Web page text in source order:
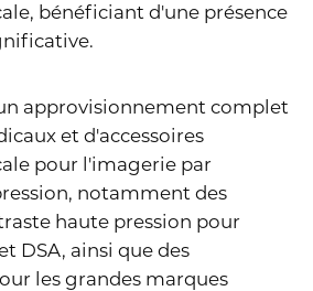
bénéficiant d'une présence
approvisionnement complet
et d'accessoires
pour l'imagerie par
notamment des
haute pression pour
DSA, ainsi que des
les grandes marques